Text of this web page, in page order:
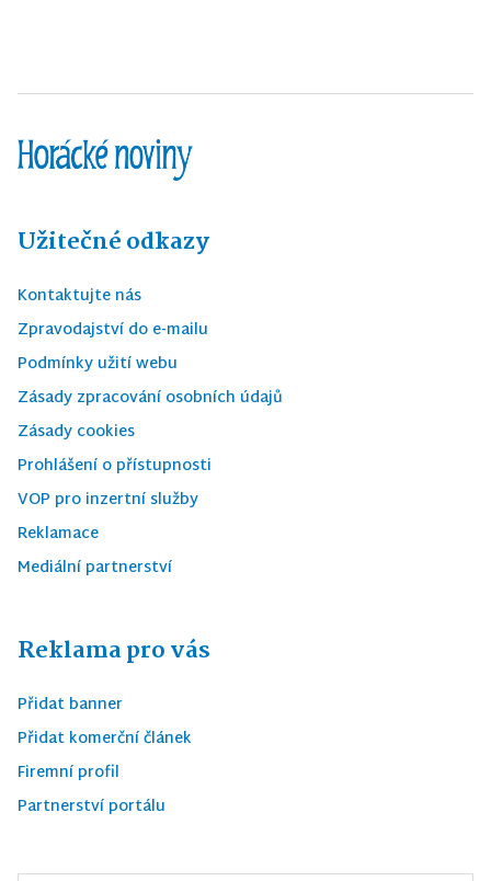
Užitečné odkazy
Kontaktujte nás
Zpravodajství do e-mailu
Podmínky užití webu
Zásady zpracování osobních údajů
Zásady cookies
Prohlášení o přístupnosti
VOP pro inzertní služby
Reklamace
Mediální partnerství
Reklama pro vás
Přidat banner
Přidat komerční článek
Firemní profil
Partnerství portálu